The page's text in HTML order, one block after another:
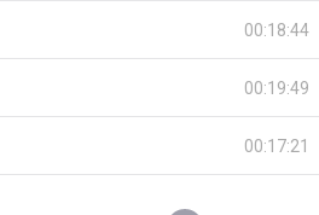
00:18:44
00:19:49
00:17:21